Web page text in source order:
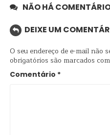
NÃO HÁ
DEIXE UM
O seu endereço de e-mail não
obrigatórios são marcados com
Comentário *